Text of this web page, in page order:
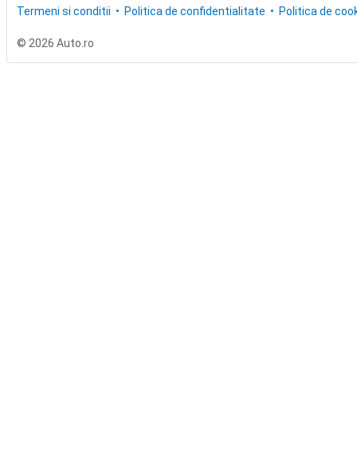
Termeni si conditii Politica de confidentialitate Politica de
© 2026 Auto.ro